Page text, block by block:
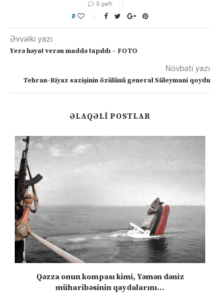
0 şərh
0
Əvvəlki yazı
Yerə həyat verən maddə tapıldı – FOTO
Növbəti yazı
Tehran-Riyaz sazişinin özülünü general Süleymani qoydu
ƏLAQƏLI POSTLAR
Qəzza onun kompası kimi, Yəmən dəniz
müharibəsinin qaydalarını...